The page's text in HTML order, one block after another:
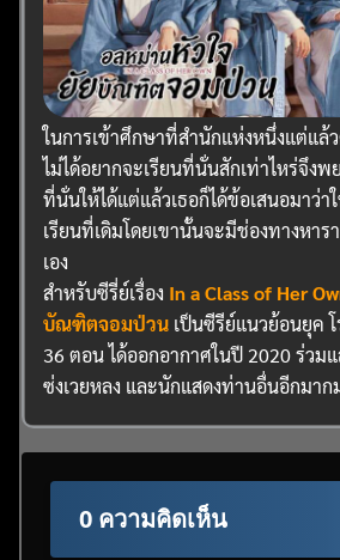
ในการเข้าศึกษาที่สำนักแห่งหนึ่งแต่แล้
ไม่ได้อยากจะเรียนที่นั่นสักเท่าไหร่จึง
ที่นั่นให้ได้แต่แล้วเธอก็ได้ข้อเสนอมาว่า
เรียนที่เดิมโดยเขานั้นจะมีช่องทางหาร
เอง
สำหรับซีรี่ย์เรื่อง In a Class of Her
บัณฑิตจอมป่วน เป็นซีรีย์แนวย้อนยุค
36 ตอน ได้ออกอากาศในปี 2020 ร่วม
ซ่งเวยหลง และนักแสดงท่านอื่นอีกมาก
0 ความคิดเห็น